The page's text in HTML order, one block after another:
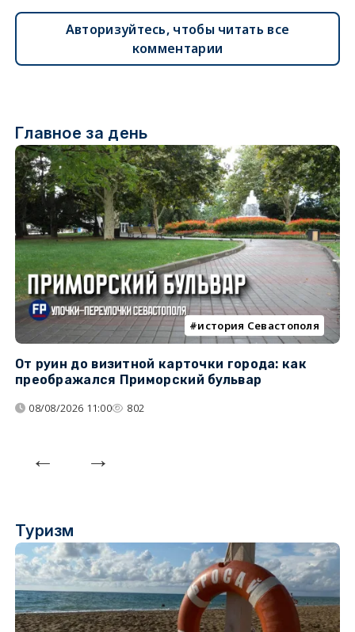
Авторизуйтесь, чтобы читать все
комментарии
Главное за день
история Севастополя
От руин до визитной карточки города: как
преображался Приморский бульвар
08/08/2026 11:00 802
Туризм